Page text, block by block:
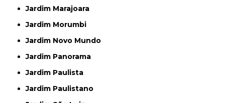
Jardim Marajoara
Jardim Morumbi
Jardim Novo Mundo
Jardim Panorama
Jardim Paulista
Jardim Paulistano